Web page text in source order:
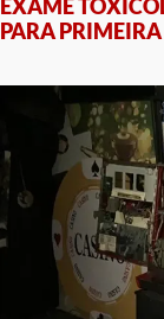
EXAME
PARA